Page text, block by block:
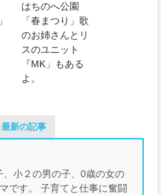
はちのへ公園
「春まつり」歌
のお姉さんとリ
スのユニット
『MK」もある
よ。
最新の記事
、小２の男の子、0歳の女の
です。 子育てと仕事に奮闘